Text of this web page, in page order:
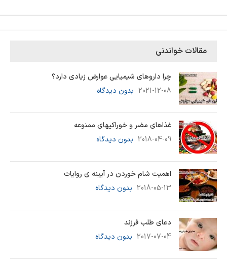
مقالات خواندنی
چرا داروهای شیمیایی عوارض زیادی دارد؟
2021-12-08 بدون دیدگاه
غذاهای مضر و خوراکیهای ممنوعه
2018-04-09 بدون دیدگاه
اهمیت شام خوردن در آیینه ی روایات
2018-05-13 بدون دیدگاه
دعای طلب فرزند
2017-07-04 بدون دیدگاه